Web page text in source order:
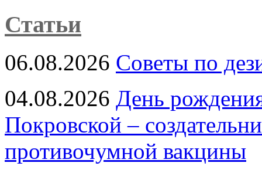
Статьи
06.08.2026 Советы по
04.08.2026 День
Покровской –
противочумной вакцины